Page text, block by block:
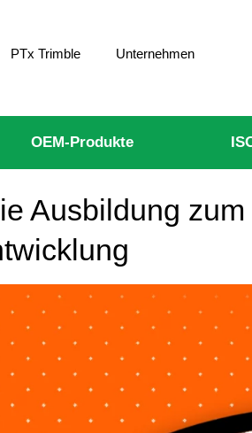
PTx Trimble Unternehmen
OEM-Produkte
Ausbildung